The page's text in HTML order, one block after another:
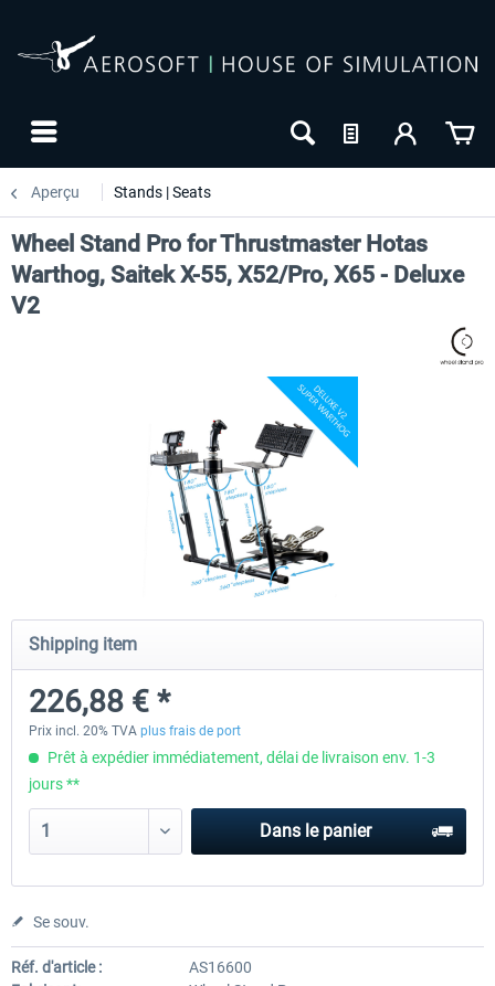
Aperçu Stands | Seats
Wheel Stand Pro for Thrustmaster
226,88 € * 46,80 € *
Wheel Stand Pro for Thrustmaster Hotas
Warthog, Saitek X-55, X52/Pro, X65 - Deluxe
V2
Shipping item
226,88 € *
Prix incl. 20% TVA plus frais de port
Prêt à expédier immédiatement, délai de livraison env. 1-3
jours **
Dans le panier
Se souv.
Réf. d'article :
AS16600